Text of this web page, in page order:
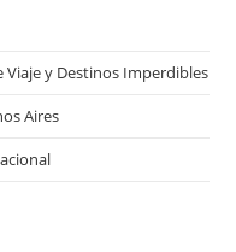
Viaje y Destinos Imperdibles
Aires